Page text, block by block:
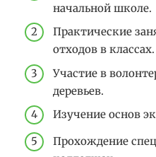
начальной школе.
Практические
отходов в классах.
Участие в
деревьев.
Изучение основ
Прохождение